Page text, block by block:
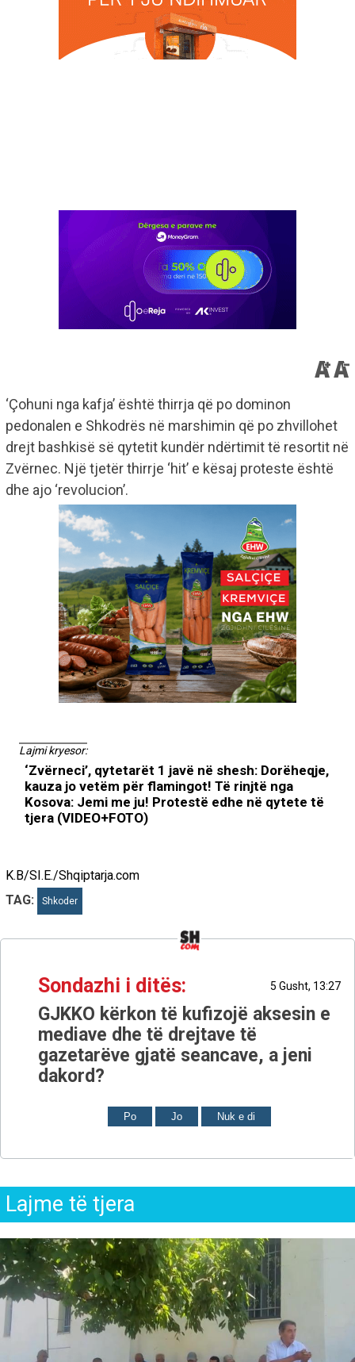
‘Çohuni nga kafja’ është thirrja që po dominon
pedonalen e Shkodrës në marshimin që po zhvillohet
drejt bashkisë së qytetit kundër ndërtimit të resortit në
Zvërnec. Një tjetër thirrje ‘hit’ e kësaj proteste është
dhe ajo ‘revolucion’.
Lajmi kryesor:
‘Zvërneci’, qytetarët 1 javë në shesh: Dorëheqje,
kauza jo vetëm për flamingot! Të rinjtë nga
Kosova: Jemi me ju! Protestë edhe në qytete të
tjera (VIDEO+FOTO)
K.B/SI.E./Shqiptarja.com
TAG:
Shkoder
Sondazhi i ditës: 5 Gusht, 13:27
GJKKO kërkon të kufizojë aksesin e
mediave dhe të drejtave të
gazetarëve gjatë seancave, a jeni
dakord?
Po Jo Nuk e di
Lajme të tjera